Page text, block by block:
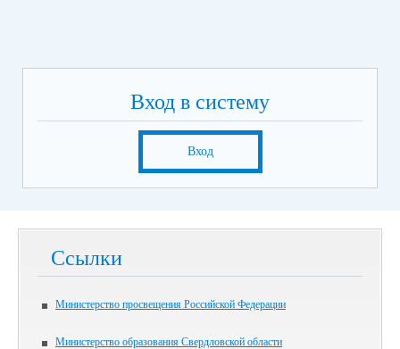
Вход в систему
Вход
Ссылки
Министерство просвещения Российской Федерации
Министерство образования Свердловской области